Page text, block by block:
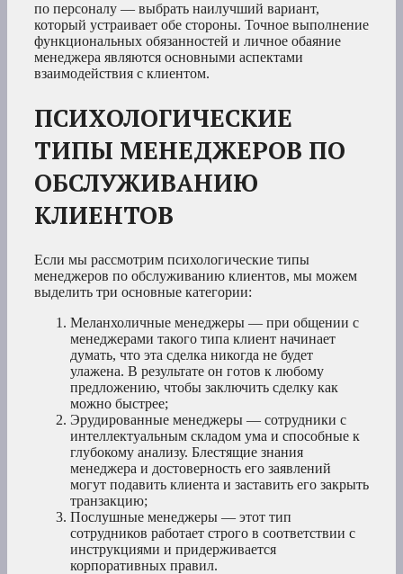
по персоналу — выбрать наилучший вариант,
который устраивает обе стороны. Точное выполнение
функциональных обязанностей и личное обаяние
менеджера являются основными аспектами
взаимодействия с клиентом.
ПСИХОЛОГИЧЕСКИЕ
ТИПЫ МЕНЕДЖЕРОВ ПО
ОБСЛУЖИВАНИЮ
КЛИЕНТОВ
Если мы рассмотрим психологические типы
менеджеров по обслуживанию клиентов, мы можем
выделить три основные категории:
Меланхоличные менеджеры — при общении с
менеджерами такого типа клиент начинает
думать, что эта сделка никогда не будет
улажена. В результате он готов к любому
предложению, чтобы заключить сделку как
можно быстрее;
Эрудированные менеджеры — сотрудники с
интеллектуальным складом ума и способные к
глубокому анализу. Блестящие знания
менеджера и достоверность его заявлений
могут подавить клиента и заставить его закрыть
транзакцию;
Послушные менеджеры — этот тип
сотрудников работает строго в соответствии с
инструкциями и придерживается
корпоративных правил.